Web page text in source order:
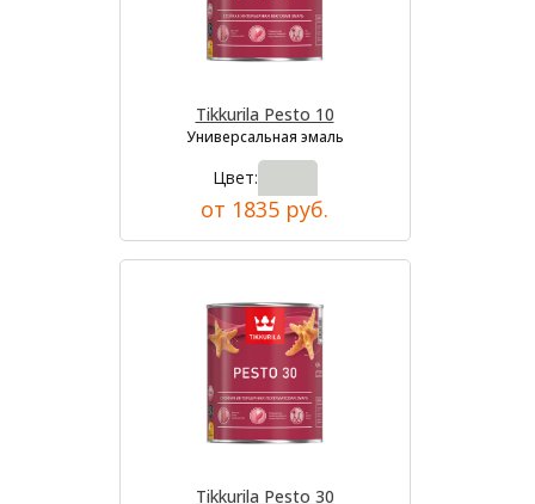
Tikkurila Pesto 10
Универсальная эмаль
Цвет:
от 1835 руб.
Tikkurila Pesto 30